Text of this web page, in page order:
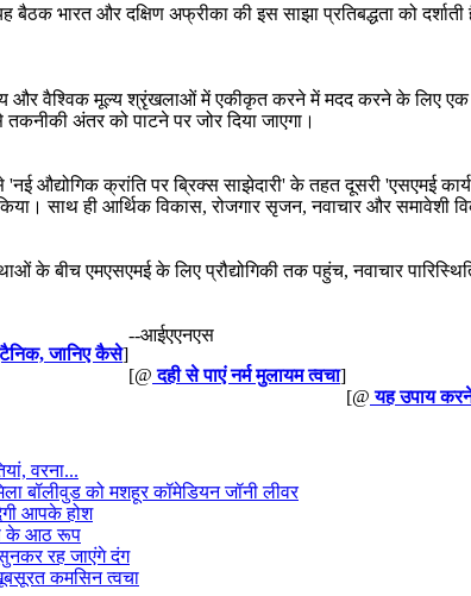
बैठक भारत और दक्षिण अफ्रीका की इस साझा प्रतिबद्धता को
और वैश्विक मूल्य श्रृंखलाओं में एकीकृत करने में मदद करने के लिए
अंतर को पाटने पर जोर दिया जाएगा।
औद्योगिक क्रांति पर ब्रिक्स साझेदारी' के तहत दूसरी 'एसएमई
साथ ही आर्थिक विकास, रोजगार सृजन, नवाचार और समावेशी
के बीच एमएसएमई के ​​लिए प्रौद्योगिकी तक पहुंच, नवाचार
--आईएएनएस
जानिए कैसे]
[@ दही से पाएं नर्म मुलायम त्वचा]
[@ यह उपाय
वरना...
बॉलीवुड को मशहूर कॉमेडियन जॉनी लीवर
आपके होश
के आठ रूप
रह जाएंगे दंग
कमसिन त्वचा